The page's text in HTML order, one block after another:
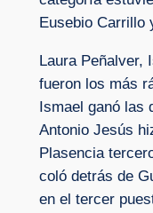
Eusebio Carrillo
Laura Peñalver,
fueron los más
Ismael ganó las
Antonio Jesús
Plasencia
coló detrás de
en el tercer